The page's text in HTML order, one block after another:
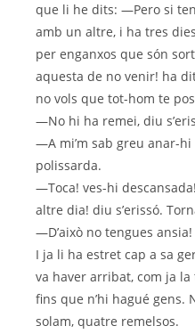
que li he dits: —Pero si
amb un altre, i ha tres
per enganxos que són
aquesta de no venir! ha
no vols que tot-hom te
—No hi ha remei, diu
—A mi’m sab greu anar-
polissarda.
—Toca! ves-hi
altre dia! diu s’erissó.
—D’això no tengues
I ja li ha estret cap a sa
va haver arribat, com ja
fins que n’hi hagué gens.
solam, quatre remelsos.